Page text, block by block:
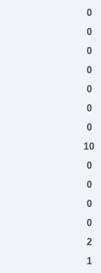
0
0
0
0
0
0
0
10
0
0
0
0
2
1